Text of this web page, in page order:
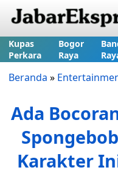
Kupas
Perkara
Bogor
Raya
Beranda »
Ada
Karakter